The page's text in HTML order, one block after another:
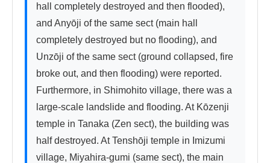
hall completely destroyed and then flooded),
and Anyōji of the same sect (main hall
completely destroyed but no flooding), and
Unzōji of the same sect (ground collapsed, fire
broke out, and then flooding) were reported.
Furthermore, in Shimohito village, there was a
large-scale landslide and flooding. At Kōzenji
temple in Tanaka (Zen sect), the building was
half destroyed. At Tenshōji temple in Imizumi
village, Miyahira-gumi (same sect), the main